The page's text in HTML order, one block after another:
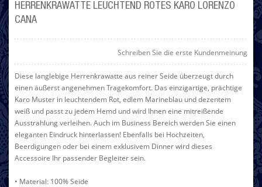
HERRENKRAWATTE LEUCHTEND ROTES KARO LORENZO
CANA
Schreiben Sie die erste Kundenmeinung
Diese langlebige Herrenkrawatte aus reiner Seide überzeugt durch
einen äußerst angenehmen Tragekomfort. Das einzigartige, prächtige
Karo Muster in leuchtendem Rot, edlem Marineblau und dezentem
weiß und passt zu jedem Hemd und wird Ihnen eine mitreißende
Ausstrahlung verleihen. Auch im Business Bereich werden Sie einen
eleganten Eindruck hinterlassen! Ebenfalls bei Hochzeiten,
Beerdigungen oder bei einem exklusivem Dinner wird dieses
Accessoire Ihr passender Begleiter sein.
• Material: 100% Seide